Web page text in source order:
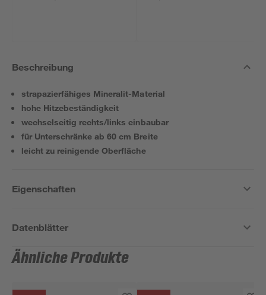
Beschreibung
strapazierfähiges Mineralit-Material
hohe Hitzebeständigkeit
wechselseitig rechts/links einbaubar
für Unterschränke ab 60 cm Breite
leicht zu reinigende Oberfläche
Eigenschaften
Datenblätter
Ähnliche Produkte